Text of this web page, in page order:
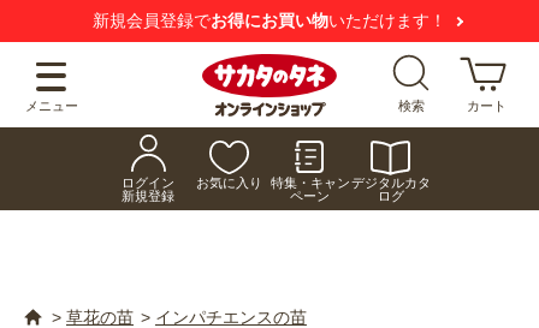
新規会員登録でお得にお買い物いただけます！
メニュー 検索 カート
ログイン
新規登録
お気に入り
特集・キャン
ペーン
デジタルカタ
ログ
> 草花の苗 > インパチエンスの苗